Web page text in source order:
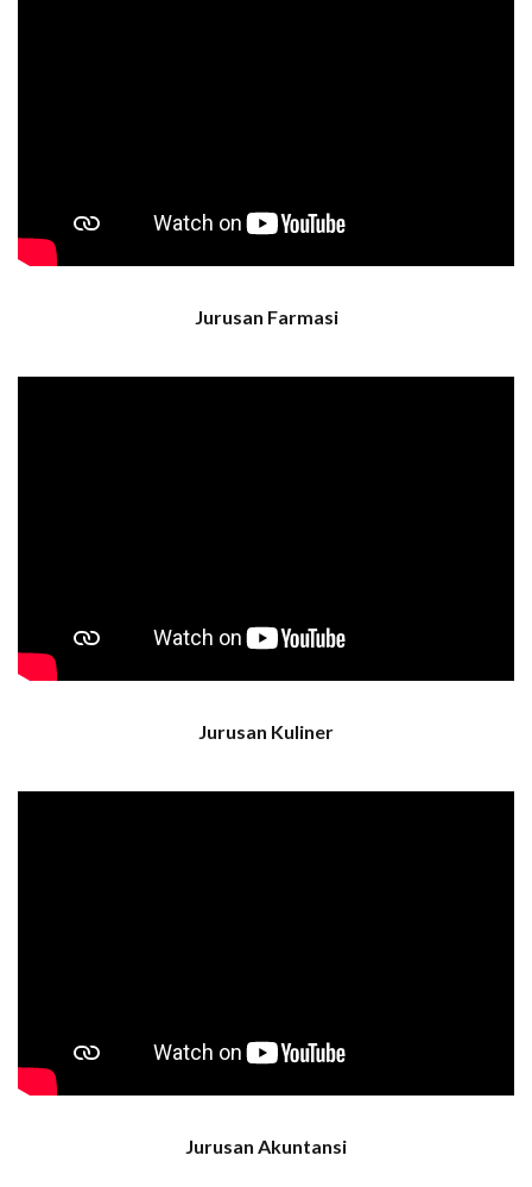
Jurusan Farmasi
Jurusan Kuliner
Jurusan Akuntansi